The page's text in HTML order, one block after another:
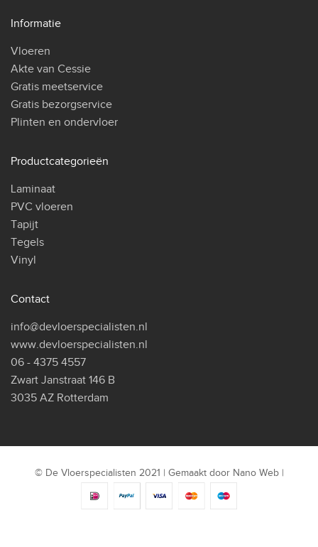
Informatie
Vloeren
Akte van Cessie
Gratis meetservice
Gratis bezorgservice
Plinten en ondervloer
Productcategorieën
Laminaat
PVC vloeren
Tapijt
Tegels
Vinyl
Contact
info@devloerspecialisten.nl
www.devloerspecialisten.nl
06 - 4375 4557
Zwart Janstraat 146 B
3035 AZ Rotterdam
© De Vloerspecialisten 2021 | Gemaakt door Nano Web|